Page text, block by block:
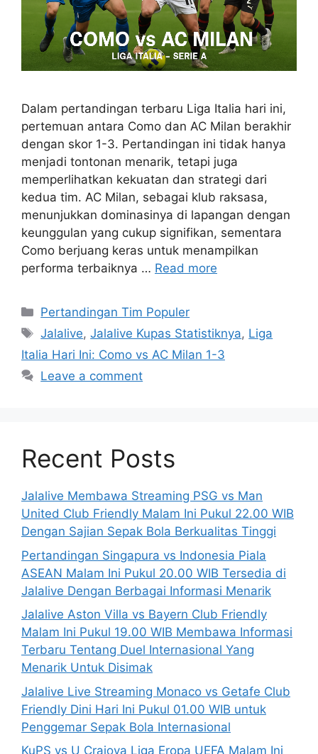
Dalam pertandingan terbaru Liga Italia hari ini,
pertemuan antara Como dan AC Milan berakhir
dengan skor 1-3. Pertandingan ini tidak hanya
menjadi tontonan menarik, tetapi juga
memperlihatkan kekuatan dan strategi dari
kedua tim. AC Milan, sebagai klub raksasa,
menunjukkan dominasinya di lapangan dengan
keunggulan yang cukup signifikan, sementara
Como berjuang keras untuk menampilkan
performa terbaiknya … Read more
Categories
Pertandingan Tim Populer
Tags
Jalalive,Jalalive Kupas Statistiknya, Liga
Italia Hari Ini: Como vs AC Milan 1-3
Leave a comment
Recent Posts
Jalalive Membawa Streaming PSG vs Man
United Club Friendly Malam Ini Pukul 22.00 WIB
Dengan Sajian Sepak Bola Berkualitas Tinggi
Pertandingan Singapura vs Indonesia Piala
ASEAN Malam Ini Pukul 20.00 WIB Tersedia di
Jalalive Dengan Berbagai Informasi Menarik
Jalalive Aston Villa vs Bayern Club Friendly
Malam Ini Pukul 19.00 WIB Membawa Informasi
Terbaru Tentang Duel Internasional Yang
Menarik Untuk Disimak
Jalalive Live Streaming Monaco vs Getafe Club
Friendly Dini Hari Ini Pukul 01.00 WIB untuk
Penggemar Sepak Bola Internasional
KuPS vs U Craiova Liga Eropa UEFA Malam Ini